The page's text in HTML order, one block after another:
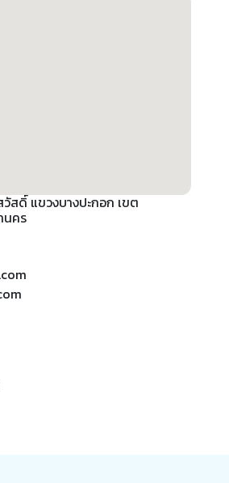
สดิ์ แขวงบางปะกอก เขต
นคร